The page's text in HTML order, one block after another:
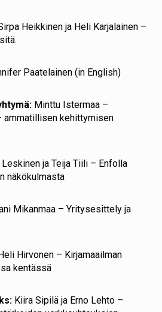
Heikkinen ja Heli Karjalainen –
Paatelainen (in English)
Minttu Istermaa –
ammatillisen kehittymisen
Leskinen ja Teija Tiili – Enfolla
näkökulmasta
Mikanmaa – Yritysesittely ja
Heli Hirvonen – Kirjamaailman
kentässä
Kiira Sipilä ja Erno Lehto –